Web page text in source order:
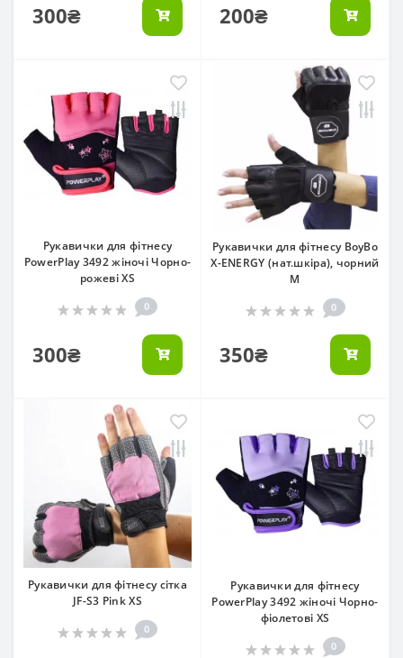
300₴ 200₴
Рукавички для фітнесу
PowerPlay 3492 жіночі Чорно-
рожеві XS
0
300₴
Рукавички для фітнесу BoyBo
X-ENERGY (нат.шкіра), чорний
M
0
350₴
Рукавички для фітнесу сітка
JF-S3 Pink XS
0
Рукавички для фітнесу
PowerPlay 3492 жіночі Чорно-
фіолетові XS
0